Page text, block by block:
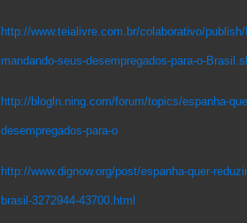
http://www.teialivre.com.br/colaborativo/
mandando-seus-desempregados-para-o-
http://blogln.ning.com/forum/topics/espanha-
desempregados-para-o
http://www.dignow.org/post/espanha-quer-
brasil-3272944-43700.html